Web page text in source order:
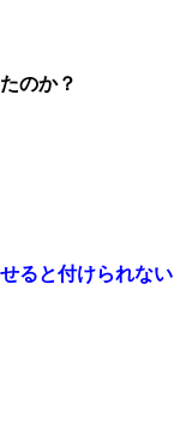
のか？
ると付けられない